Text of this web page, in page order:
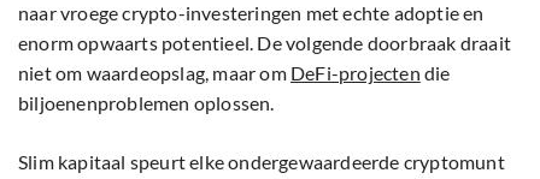
naar vroege crypto-investeringen met echte adoptie en
enorm opwaarts potentieel. De volgende doorbraak draait
niet om waardeopslag, maar om DeFi-projecten die
biljoenenproblemen oplossen.
Slim kapitaal speurt elke ondergewaardeerde cryptomunt